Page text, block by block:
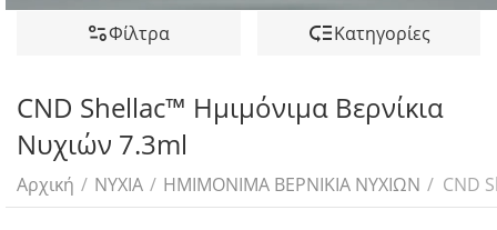
Φίλτρα Κατηγορίες
CND Shellac™ Ημιμόνιμα Βερνίκια
Νυχιών 7.3ml
Αρχική / ΝΥΧΙΑ / ΗΜΙMONIMA ΒΕΡΝΙΚΙΑ ΝΥΧΙΩΝ / CND